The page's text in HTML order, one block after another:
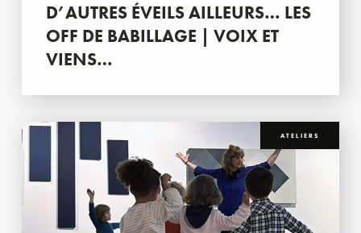
D’AUTRES ÉVEILS AILLEURS… LES
OFF DE BABILLAGE | VOIX ET
VIENS…
ATELIERS